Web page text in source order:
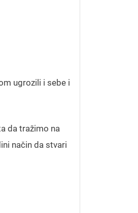
ugrozili i sebe i
da tražimo na
način da stvari